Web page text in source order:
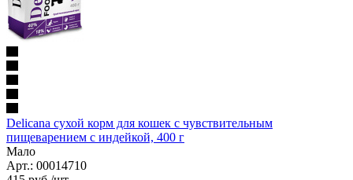
Delicana сухой корм для кошек с чувствительным
пищеварением с индейкой, 400 г
Мало
Арт.: 00014710